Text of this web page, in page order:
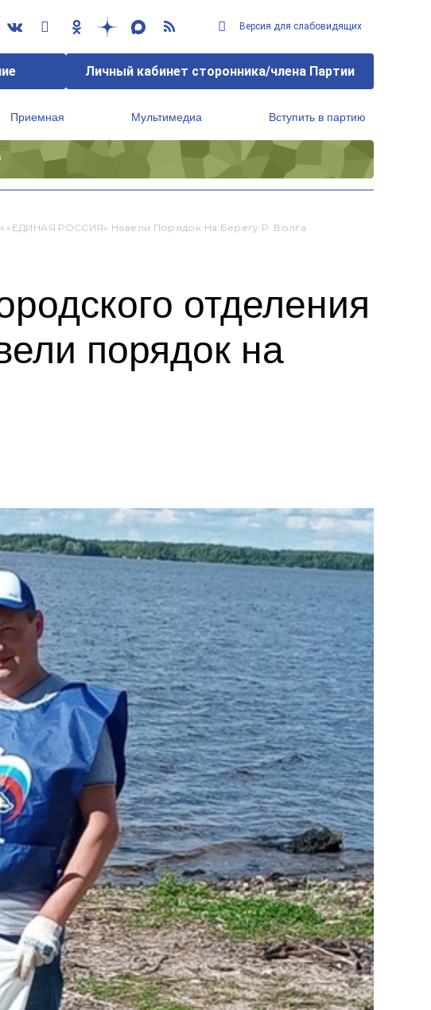
Версия для слабовидящих
Личный кабинет сторонника/члена Партии
Приемная Мультимедиа Вступить в партию
«ЕДИНАЯ РОССИЯ» Навели Порядок На Берегу Р. Волга
отделения
порядок на